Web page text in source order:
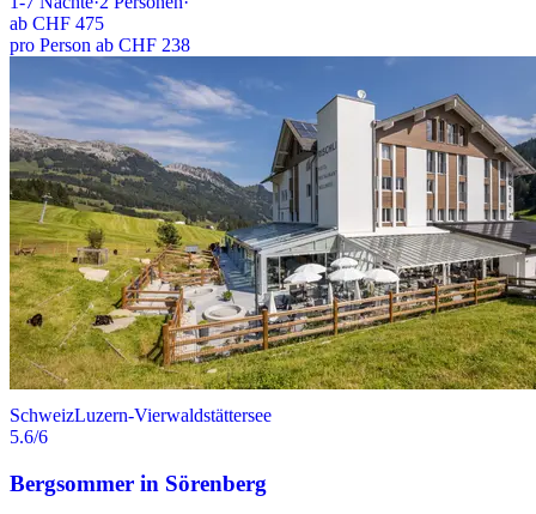
ab CHF 475
pro Person ab CHF 238
SchweizLuzern-Vierwaldstättersee
5.6/6
Bergsommer in Sörenberg